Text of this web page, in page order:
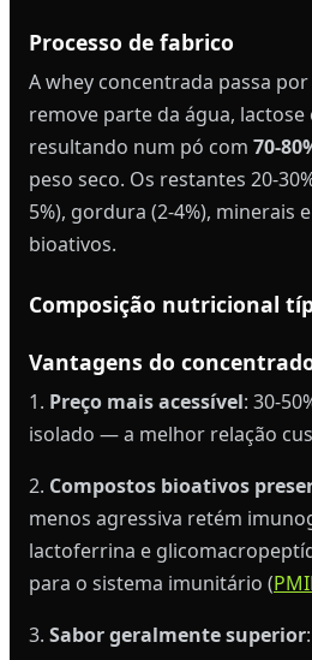
Processo de fabrico
A whey concentrada passa
remove parte da água,
resultando num pó com 70-
peso seco. Os restantes 20-
5%), gordura (2-4%), minerais
bioativos.
Composição nutricional
Vantagens do
1. Preço mais acessível: 30-
isolado — a melhor relação
2. Compostos bioativos
menos agressiva retém
lactoferrina e
para o sistema imunitário (
3. Sabor geralmente superior